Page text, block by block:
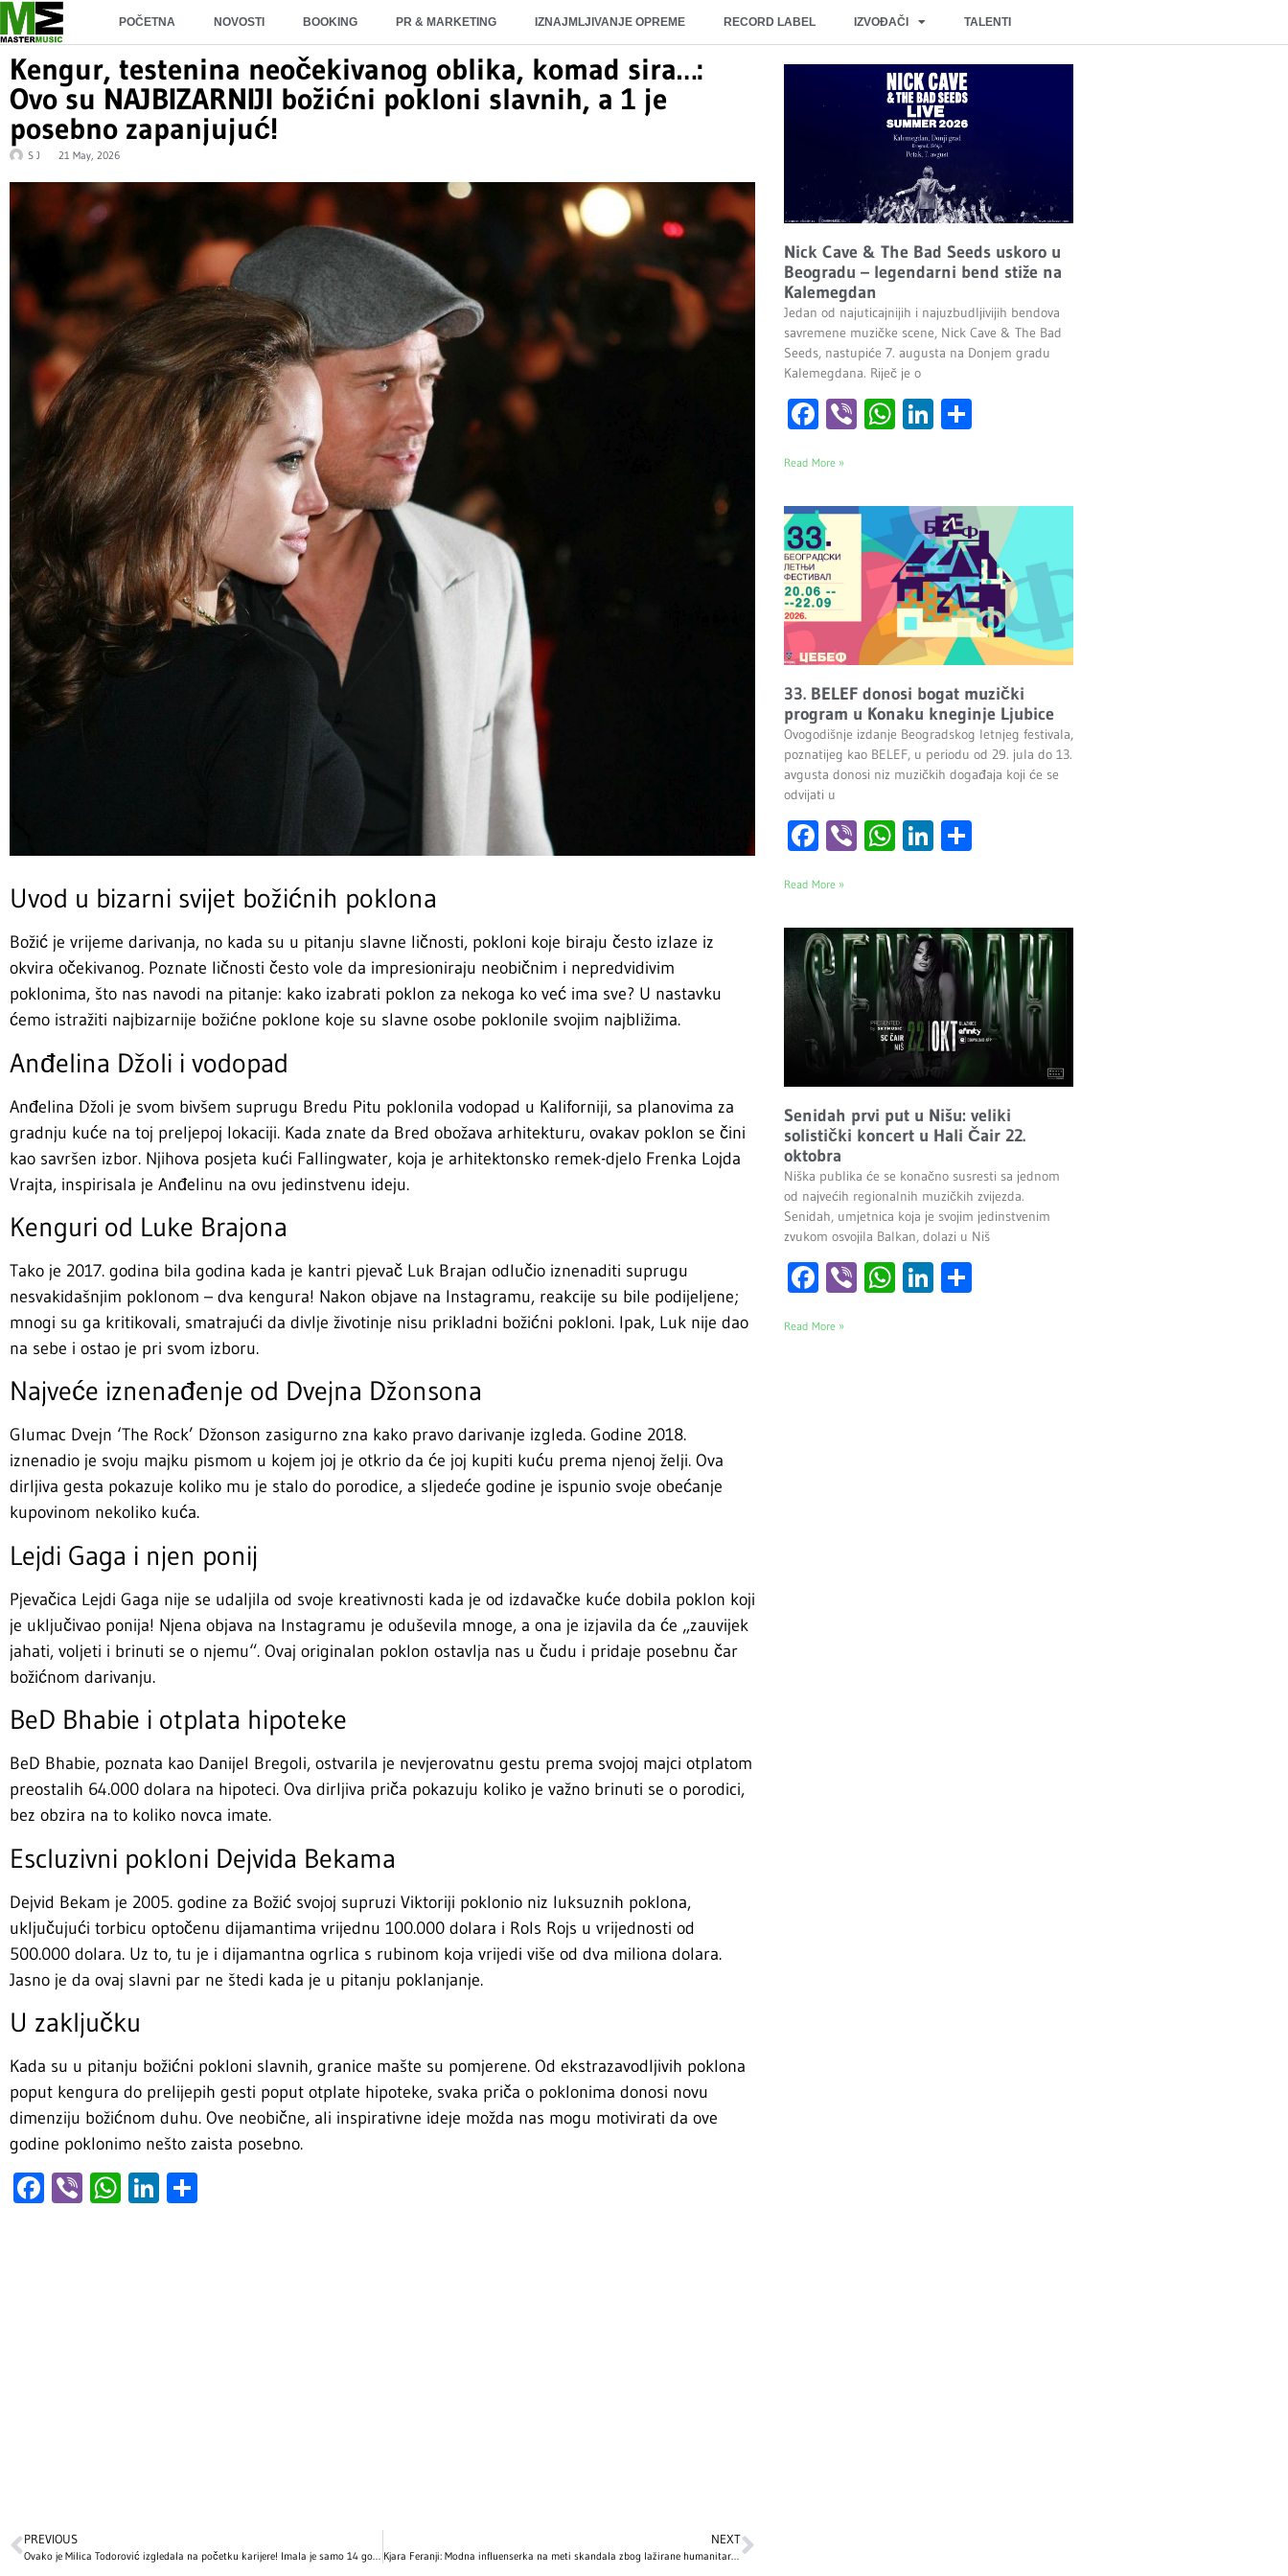
POČETNA NOVOSTI BOOKING PR & MARKETING IZNAJMLJIVANJE OPREME RECORD LABEL IZVOĐAČI TALENTI
Kengur, testenina neočekivanog oblika, komad sira…:
Ovo su NAJBIZARNIJI božićni pokloni slavnih, a 1 je
posebno zapanjujuć!
S J 21 May, 2026
Uvod u bizarni svijet božićnih poklona
Božić je vrijeme darivanja, no kada su u pitanju slavne ličnosti, pokloni koje biraju često izlaze iz
okvira očekivanog. Poznate ličnosti često vole da impresioniraju neobičnim i nepredvidivim
poklonima, što nas navodi na pitanje: kako izabrati poklon za nekoga ko već ima sve? U nastavku
ćemo istražiti najbizarnije božićne poklone koje su slavne osobe poklonile svojim najbližima.
Anđelina Džoli i vodopad
Anđelina Džoli je svom bivšem suprugu Bredu Pitu poklonila vodopad u Kaliforniji, sa planovima za
gradnju kuće na toj preljepoj lokaciji. Kada znate da Bred obožava arhitekturu, ovakav poklon se čini
kao savršen izbor. Njihova posjeta kući Fallingwater, koja je arhitektonsko remek-djelo Frenka Lojda
Vrajta, inspirisala je Anđelinu na ovu jedinstvenu ideju.
Kenguri od Luke Brajona
Tako je 2017. godina bila godina kada je kantri pjevač Luk Brajan odlučio iznenaditi suprugu
nesvakidašnjim poklonom – dva kengura! Nakon objave na Instagramu, reakcije su bile podijeljene;
mnogi su ga kritikovali, smatrajući da divlje životinje nisu prikladni božićni pokloni. Ipak, Luk nije dao
na sebe i ostao je pri svom izboru.
Najveće iznenađenje od Dvejna Džonsona
Glumac Dvejn ‘The Rock’ Džonson zasigurno zna kako pravo darivanje izgleda. Godine 2018.
iznenadio je svoju majku pismom u kojem joj je otkrio da će joj kupiti kuću prema njenoj želji. Ova
dirljiva gesta pokazuje koliko mu je stalo do porodice, a sljedeće godine je ispunio svoje obećanje
kupovinom nekoliko kuća.
Lejdi Gaga i njen ponij
Pjevačica Lejdi Gaga nije se udaljila od svoje kreativnosti kada je od izdavačke kuće dobila poklon koji
je uključivao ponija! Njena objava na Instagramu je oduševila mnoge, a ona je izjavila da će „zauvijek
jahati, voljeti i brinuti se o njemu“. Ovaj originalan poklon ostavlja nas u čudu i pridaje posebnu čar
božićnom darivanju.
BeD Bhabie i otplata hipoteke
BeD Bhabie, poznata kao Danijel Bregoli, ostvarila je nevjerovatnu gestu prema svojoj majci otplatom
preostalih 64.000 dolara na hipoteci. Ova dirljiva priča pokazuju koliko je važno brinuti se o porodici,
bez obzira na to koliko novca imate.
Escluzivni pokloni Dejvida Bekama
Dejvid Bekam je 2005. godine za Božić svojoj supruzi Viktoriji poklonio niz luksuznih poklona,
uključujući torbicu optočenu dijamantima vrijednu 100.000 dolara i Rols Rojs u vrijednosti od
500.000 dolara. Uz to, tu je i dijamantna ogrlica s rubinom koja vrijedi više od dva miliona dolara.
Jasno je da ovaj slavni par ne štedi kada je u pitanju poklanjanje.
U zaključku
Kada su u pitanju božićni pokloni slavnih, granice mašte su pomjerene. Od ekstrazavodljivih poklona
poput kengura do prelijepih gesti poput otplate hipoteke, svaka priča o poklonima donosi novu
dimenziju božićnom duhu. Ove neobične, ali inspirativne ideje možda nas mogu motivirati da ove
godine poklonimo nešto zaista posebno.
Facebook
ViberWhatsApp
LinkedIn
PREVIOUS
Ovako je Milica Todorović izgledala na početku karijere! Imala je samo 14 godina kada je zapevala na audiciji i oduševila sve! (VIDEO)
NEXT
Kjara Feranji: Modna influenserka na meti skandala zbog lažirane humanitarne akcije
Nick Cave & The Bad Seeds uskoro u
Beogradu – legendarni bend stiže na
Kalemegdan
Jedan od najuticajnijih i najuzbudljivijih bendova
savremene muzičke scene, Nick Cave & The Bad
Seeds, nastupiće 7. augusta na Donjem gradu
Kalemegdana. Riječ je o
Facebook
ViberWhatsApp
LinkedIn
Read More »
33. BELEF donosi bogat muzički
program u Konaku kneginje Ljubice
Ovogodišnje izdanje Beogradskog letnjeg festivala,
poznatijeg kao BELEF, u periodu od 29. jula do 13.
avgusta donosi niz muzičkih događaja koji će se
odvijati u
Facebook
ViberWhatsApp
LinkedIn
Read More »
Senidah prvi put u Nišu: veliki
solistički koncert u Hali Čair 22.
oktobra
Niška publika će se konačno susresti sa jednom
od najvećih regionalnih muzičkih zvijezda.
Senidah, umjetnica koja je svojim jedinstvenim
zvukom osvojila Balkan, dolazi u Niš
Facebook
ViberWhatsApp
LinkedIn
Read More »